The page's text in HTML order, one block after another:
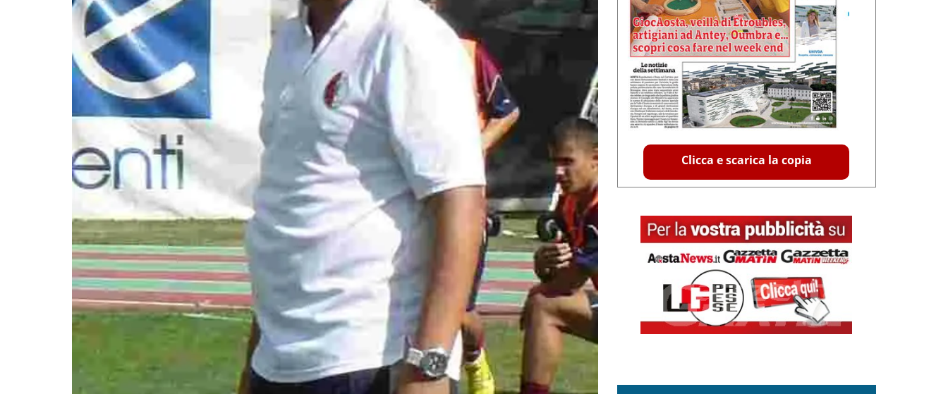
Clicca e scarica la copia